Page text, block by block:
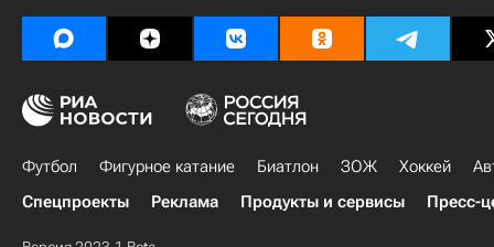
Футбол Фигурное катание Биатлон ЗОЖ Хоккей
Спецпроекты
Реклама Продукты и сервисы Пресс-